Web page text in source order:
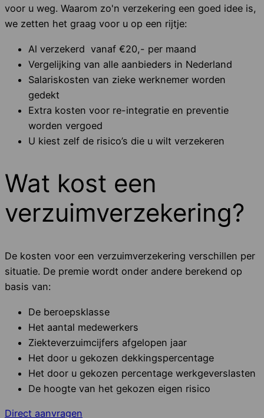
voor u weg. Waarom zo'n verzekering een goed idee is,
we zetten het graag voor u op een rijtje:
Al verzekerd vanaf €20,- per maand
Vergelijking van alle aanbieders in Nederland
Salariskosten van zieke werknemer worden
gedekt
Extra kosten voor re-integratie en preventie
worden vergoed
U kiest zelf de risico’s die u wilt verzekeren
Wat kost een
verzuimverzekering?
De kosten voor een verzuimverzekering verschillen per
situatie. De premie wordt onder andere berekend op
basis van:
De beroepsklasse
Het aantal medewerkers
Ziekteverzuimcijfers afgelopen jaar
Het door u gekozen dekkingspercentage
Het door u gekozen percentage werkgeverslasten
De hoogte van het gekozen eigen risico
Direct aanvragen